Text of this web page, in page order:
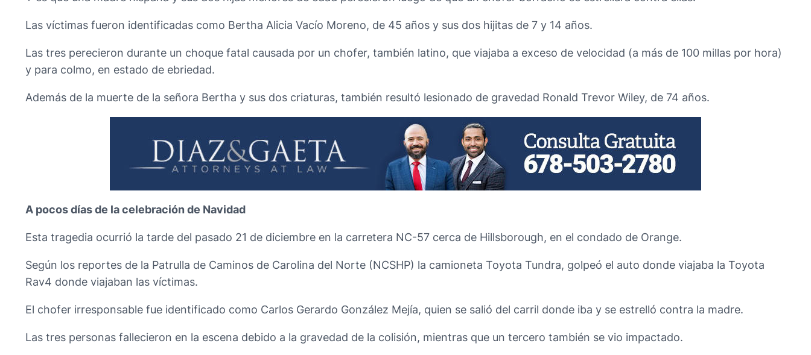
Las víctimas fueron identificadas como Bertha Alicia Vacío Moreno, de 45 años y sus dos hijitas de 7 y 14 años.
Las tres perecieron durante un choque fatal causada por un chofer, también latino, que viajaba a exceso de velocidad (a más de 100 millas por hora)
y para colmo, en estado de ebriedad.
Además de la muerte de la señora Bertha y sus dos criaturas, también resultó lesionado de gravedad Ronald Trevor Wiley, de 74 años.
A pocos días de la celebración de Navidad
Esta tragedia ocurrió la tarde del pasado 21 de diciembre en la carretera NC-57 cerca de Hillsborough, en el condado de Orange.
Según los reportes de la Patrulla de Caminos de Carolina del Norte (NCSHP) la camioneta Toyota Tundra, golpeó el auto donde viajaba la Toyota
Rav4 donde viajaban las víctimas.
El chofer irresponsable fue identificado como Carlos Gerardo González Mejía, quien se salió del carril donde iba y se estrelló contra la madre.
Las tres personas fallecieron en la escena debido a la gravedad de la colisión, mientras que un tercero también se vio impactado.